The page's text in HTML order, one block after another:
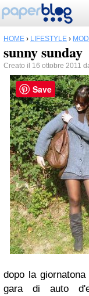
HOME › LIFESTYLE ›
sunny sunday
Creato il 16 ottobre 2011
dopo la
gara di auto
Save